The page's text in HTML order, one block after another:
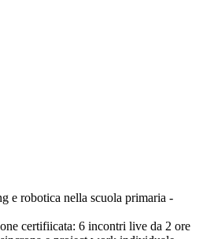
e robotica nella scuola primaria -
certifiicata: 6 incontri live da 2 ore